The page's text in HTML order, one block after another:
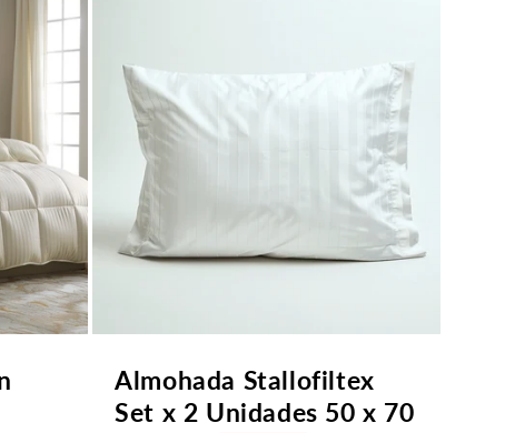
Almohada Stallofiltex
Set x 2 Unidades 50 x 70